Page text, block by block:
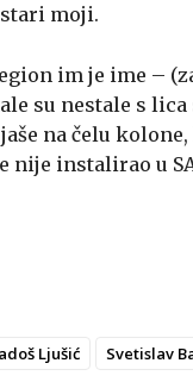
moji.
im je ime –
su nestale s lica
na čelu
nije instalirao u
Ljušić Svetislav